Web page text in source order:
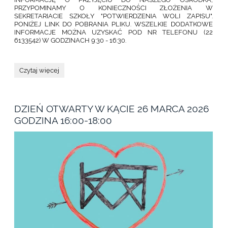
PRZYPOMINAMY O KONIECZNOŚCI ZŁOŻENIA W
SEKRETARIACIE SZKOŁY "POTWIERDZENIA WOLI ZAPISU".
PONIŻEJ LINK DO POBRANIA PLIKU. WSZELKIE DODATKOWE
INFORMACJE MOŻNA UZYSKAĆ POD NR TELEFONU (22
6133542)W GODZINACH 9:30 - 16:30.
...:
Czytaj więcej
DZIEŃ OTWARTY W KĄCIE 26 MARCA 2026
GODZINA 16:00-18:00